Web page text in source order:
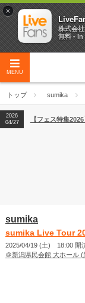
MENU
トップ sumika
2026
04/27
2026
【ライブ動員ラ
2026
04/27
【フェス特集
sumika
sumika Live Tour
2025/04/19 (土) 18:00 開
＠新潟県民会館 大ホール (
×
株式会
無料 -